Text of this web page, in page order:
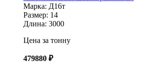
Марка: Д16т
Размер: 14
Длина: 3000
Цена за тонну
479880 ₽